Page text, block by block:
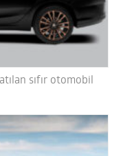
sıfır otomobil